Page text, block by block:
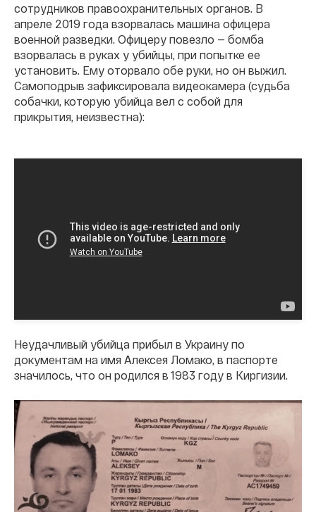
сотрудников правоохранительных органов. В
апреле 2019 года взорвалась машина офицера
военной разведки. Офицеру повезло — бомба
взорвалась в руках у убийцы, при попытке ее
установить. Ему оторвало обе руки, но он выжил.
Самоподрыв зафиксировала видеокамера (судьба
собачки, которую убийца вел с собой для
прикрытия, неизвестна):
Неудачливый убийца прибыл в Украину по
документам на имя Алексея Ломако, в паспорте
значилось, что он родился в 1983 году в Киргизии.